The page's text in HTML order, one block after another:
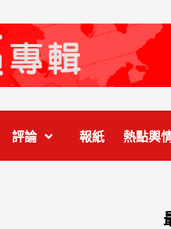
評論 報紙 熱點輿